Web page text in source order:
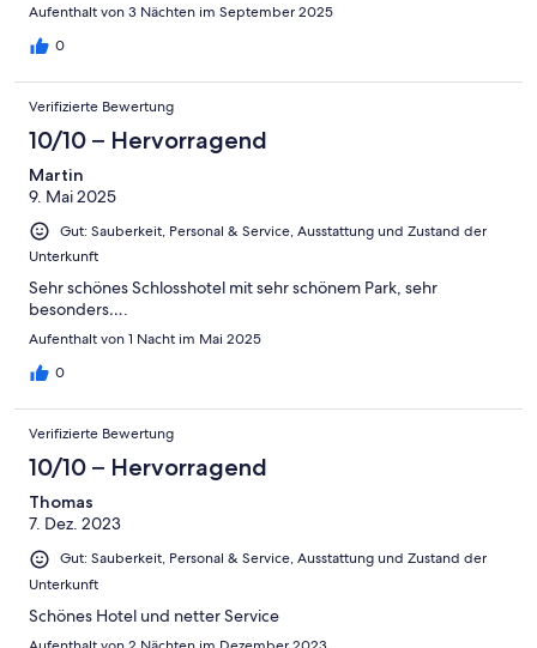
Aufenthalt von 3 Nächten im September 2025
0
Verifizierte Bewertung
10/10 – Hervorragend
Martin
9. Mai 2025
Gut: Sauberkeit, Personal & Service, Ausstattung und Zustand der
Unterkunft
Sehr schönes Schlosshotel mit sehr schönem Park, sehr
besonders….
Aufenthalt von 1 Nacht im Mai 2025
0
Verifizierte Bewertung
10/10 – Hervorragend
Thomas
7. Dez. 2023
Gut: Sauberkeit, Personal & Service, Ausstattung und Zustand der
Unterkunft
Schönes Hotel und netter Service